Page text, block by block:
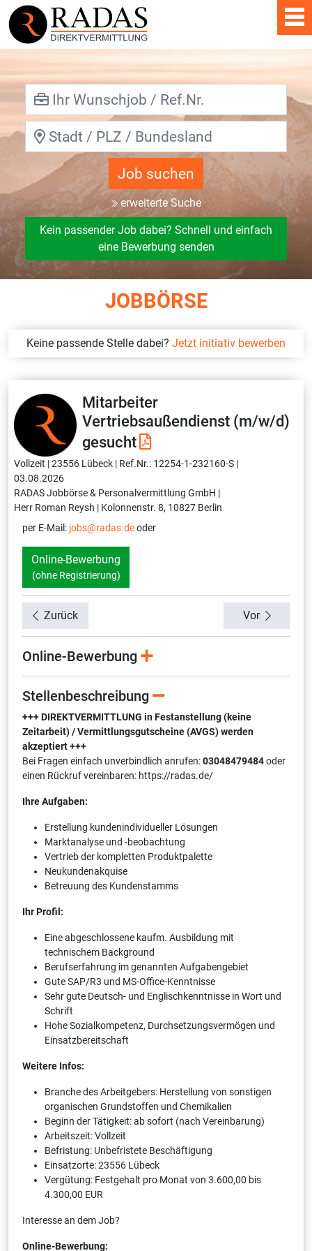
Job suchen
erweiterte Suche
Kein passender Job dabei? Schnell und einfach
eine Bewerbung senden
JOBBÖRSE
Keine passende Stelle dabei? Jetzt initiativ bewerben
Mitarbeiter
Vertriebsaußendienst (m/w/d)
gesucht
Vollzeit |23556 Lübeck | Ref.Nr.: 12254-1-232160-S |
03.08.2026
RADAS Jobbörse & Personalvermittlung GmbH |
Herr Roman Reysh | Kolonnenstr. 8, 10827 Berlin
per E-Mail: jobs@radas.deoder
Online-Bewerbung
(ohne Registrierung)
Zurück Vor
Online-Bewerbung
Stellenbeschreibung
+++ DIREKTVERMITTLUNG in Festanstellung (keine
Zeitarbeit) / Vermittlungsgutscheine (AVGS) werden
akzeptiert +++
Bei Fragen einfach unverbindlich anrufen:03048479484oder
einen Rückruf vereinbaren: https://radas.de/
Ihre Aufgaben:
Erstellung kundenindividueller Lösungen
Marktanalyse und -beobachtung
Vertrieb der kompletten Produktpalette
Neukundenakquise
Betreuung des Kundenstamms
Ihr Profil:
Eine abgeschlossene kaufm. Ausbildung mit
technischem Background
Berufserfahrung im genannten Aufgabengebiet
Gute SAP/R3 und MS-Office-Kenntnisse
Sehr gute Deutsch- und Englischkenntnisse in Wort und
Schrift
Hohe Sozialkompetenz, Durchsetzungsvermögen und
Einsatzbereitschaft
Weitere Infos:
Branche des Arbeitgebers: Herstellung von sonstigen
organischen Grundstoffen und Chemikalien
Beginn der Tätigkeit: ab sofort (nach Vereinbarung)
Arbeitszeit: Vollzeit
Befristung: Unbefristete Beschäftigung
Einsatzorte: 23556 Lübeck
Vergütung: Festgehalt pro Monat von 3.600,00 bis
4.300,00 EUR
Interesse an dem Job?
Online-Bewerbung: